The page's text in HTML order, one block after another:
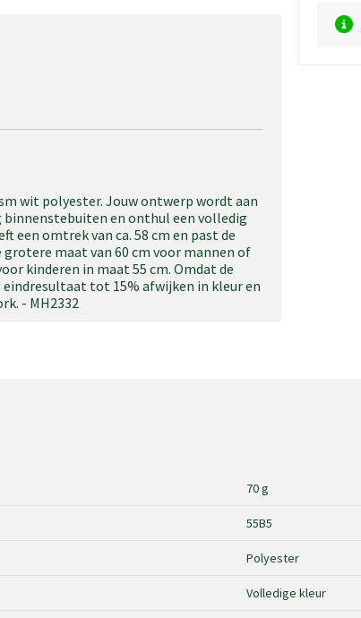
wit polyester. Jouw ontwerp wordt aan
binnenstebuiten en onthul een volledig
een omtrek van ca. 58 cm en past de
grotere maat van 60 cm voor mannen of
kinderen in maat 55 cm. Omdat de
eindresultaat tot 15% afwijken in kleur en
- MH2332
70 g
55B5
Polyester
Volledige kleur